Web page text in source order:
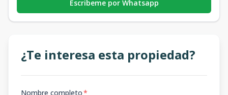
Escribeme por Whatsapp
¿Te interesa esta propiedad?
Nombre completo*